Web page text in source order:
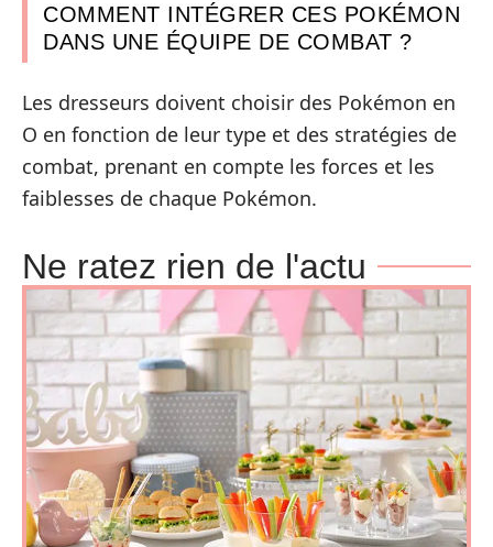
COMMENT INTÉGRER CES POKÉMON
DANS UNE ÉQUIPE DE COMBAT ?
Les dresseurs doivent choisir des Pokémon en
O en fonction de leur type et des stratégies de
combat, prenant en compte les forces et les
faiblesses de chaque Pokémon.
Ne ratez rien de l'actu